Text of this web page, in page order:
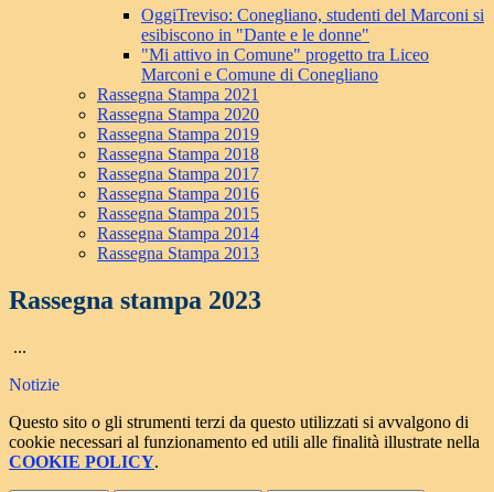
OggiTreviso: Conegliano, studenti del Marconi si
esibiscono in "Dante e le donne"
"Mi attivo in Comune" progetto tra Liceo
Marconi e Comune di Conegliano
Rassegna Stampa 2021
Rassegna Stampa 2020
Rassegna Stampa 2019
Rassegna Stampa 2018
Rassegna Stampa 2017
Rassegna Stampa 2016
Rassegna Stampa 2015
Rassegna Stampa 2014
Rassegna Stampa 2013
Rassegna stampa 2023
...
Notizie
Questo sito o gli strumenti terzi da questo utilizzati si avvalgono di
cookie necessari al funzionamento ed utili alle finalità illustrate nella
COOKIE POLICY.